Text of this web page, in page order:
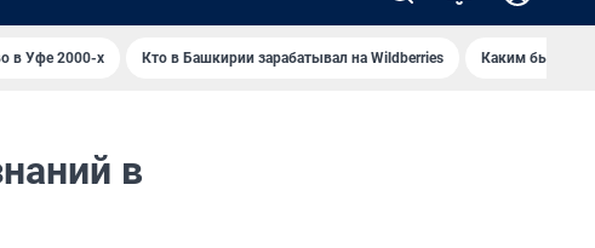
в Уфе 2000-х Кто в Башкирии зарабатывал на Wildberries Каким было
в